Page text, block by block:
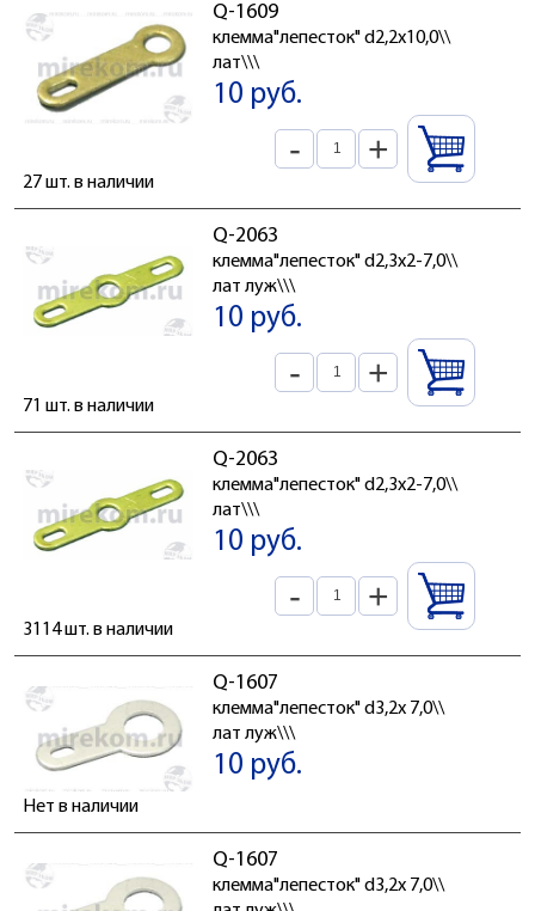
Q-1609
клемма"лепесток" d2,2x10,0\\
лат\\\
10 руб.
- +
27 шт. в наличии
Q-2063
клемма"лепесток" d2,3x2-7,0\\
лат луж\\\
10 руб.
- +
71 шт. в наличии
Q-2063
клемма"лепесток" d2,3x2-7,0\\
лат\\\
10 руб.
- +
3114 шт. в наличии
Q-1607
клемма"лепесток" d3,2x 7,0\\
лат луж\\\
10 руб.
Нет в наличии
Q-1607
клемма"лепесток" d3,2x 7,0\\